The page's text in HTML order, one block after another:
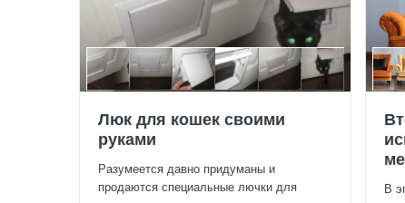
Люк для кошек своими
руками
Разумеется давно придуманы и
продаются специальные лючки для
В